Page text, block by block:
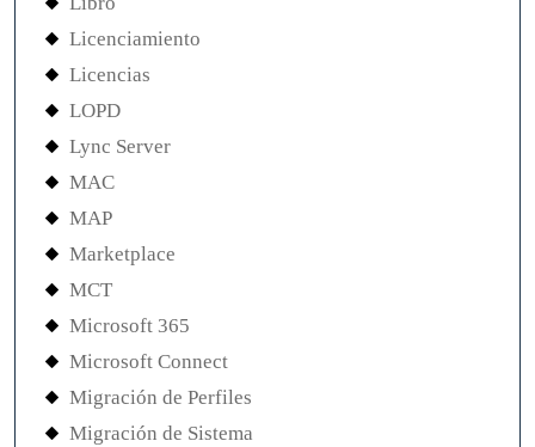
Licenciamiento
Licencias
LOPD
Lync Server
MAC
MAP
Marketplace
MCT
Microsoft 365
Microsoft Connect
Migración de Perfiles
Migración de Sistema